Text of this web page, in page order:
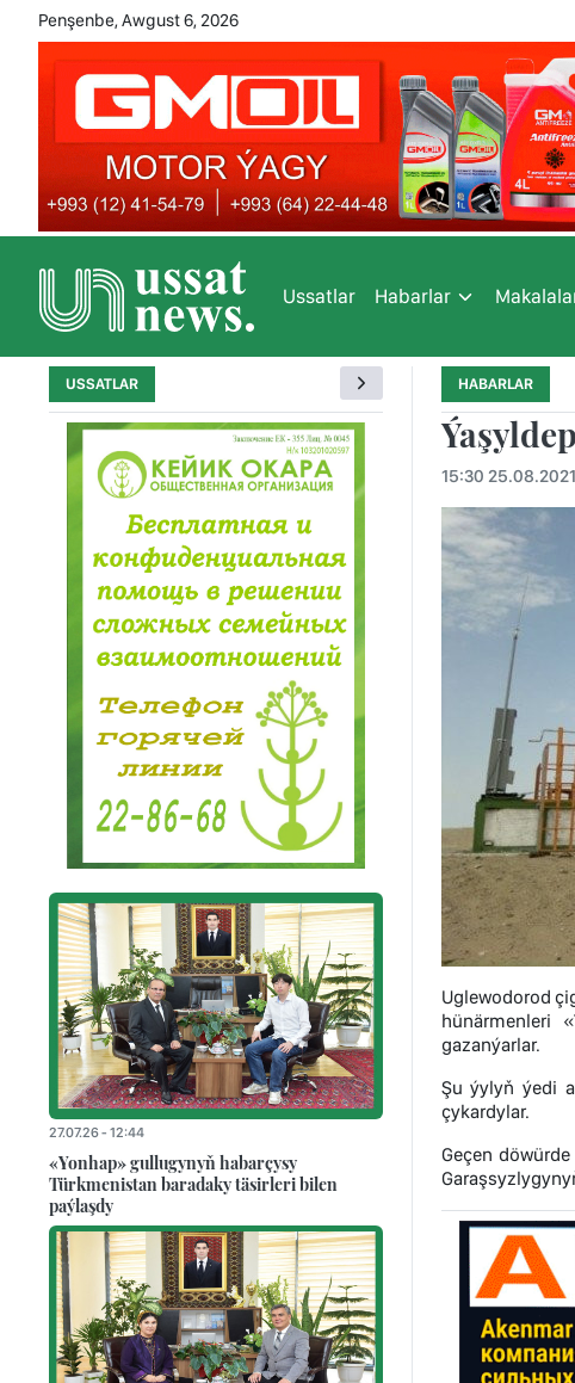
Penşenbe, Awgust 6, 2026
Ussatlar Habarlar
HABARLAR
15:30 25.08.2021
Uglewodorod
hünärmenleri
gazanýarlar.
Şu ýylyň ýedi
çykardylar.
Geçen
USSATLAR
27.07.26 - 12:44
«Yonhap» gullugynyň habarçysy
Türkmenistan baradaky täsirleri bilen
paýlaşdy